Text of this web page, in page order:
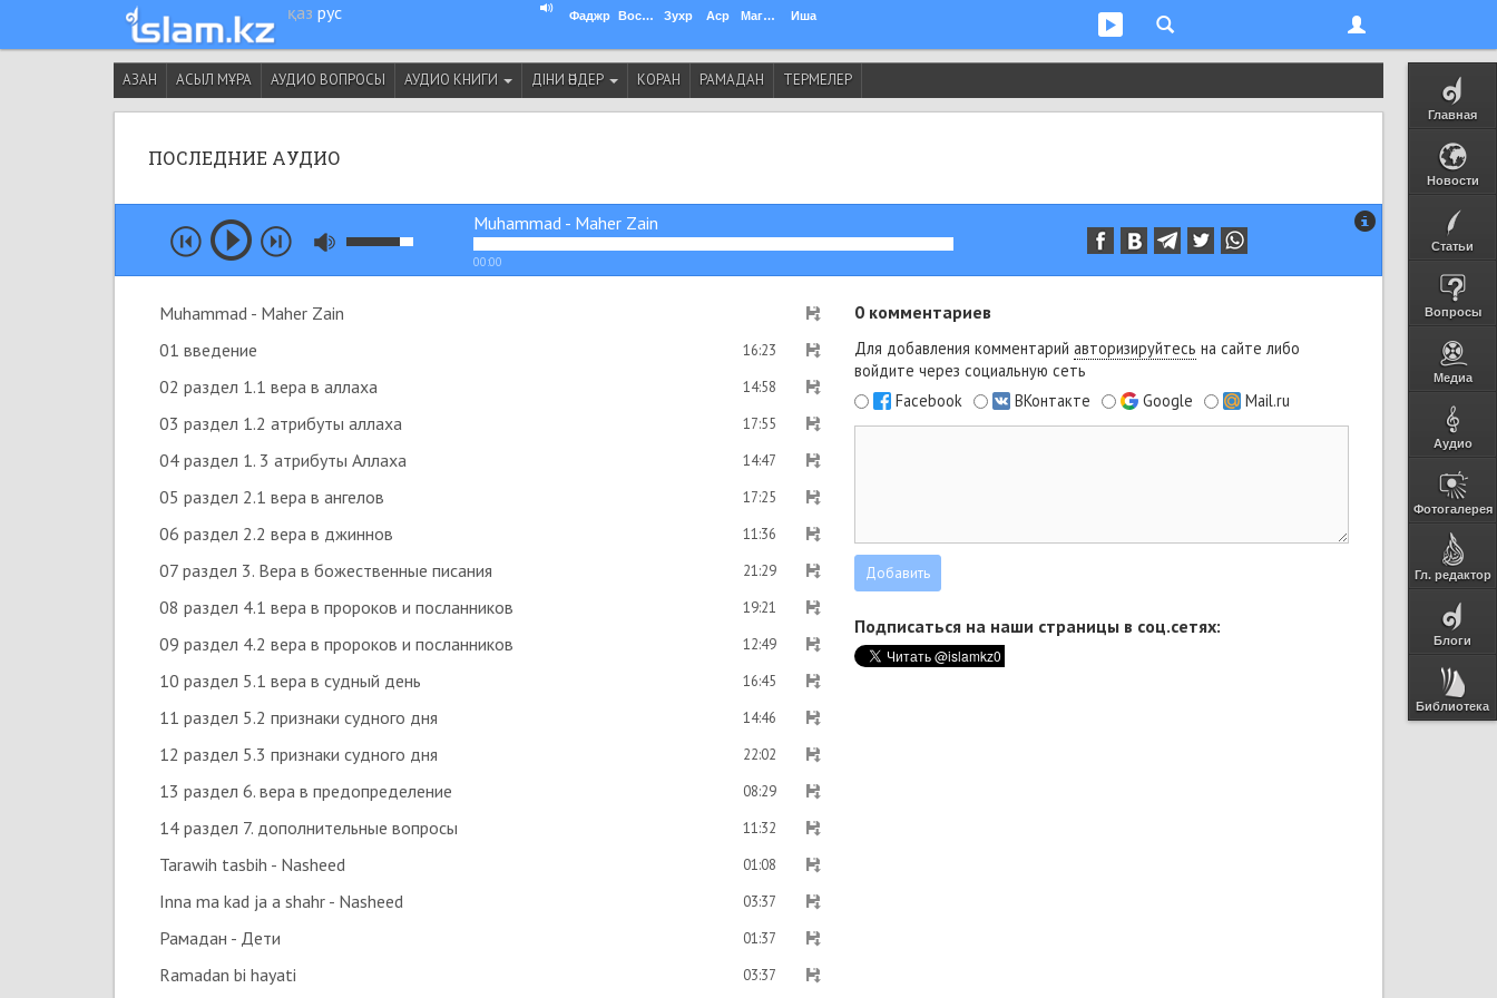
қаз рус Фаджр Восход Зухр Аср Магриб Иша
Главная
Новости
Статьи
Вопросы
Медиа
Аудио
Фотогалерея
Гл. редактор
Блоги
Библиотека
АЗАН АСЫЛ МҰРА АУДИО ВОПРОСЫ АУДИО КНИГИ ДІНИ ӘНДЕР КОРАН РАМАДАН ТЕРМЕЛЕР
ПОСЛЕДНИЕ АУДИО
Muhammad - Maher Zain
00:00
Muhammad - Maher Zain
01 введение
16:23
02 раздел 1.1 вера в аллаха 14:58
03 раздел 1.2 атрибуты аллаха 17:55
04 раздел 1. 3 атрибуты Аллаха 14:47
05 раздел 2.1 вера в ангелов 17:25
06 раздел 2.2 вера в джиннов 11:36
07 раздел 3. Вера в божественные писания 21:29
08 раздел 4.1 вера в пророков и посланников 19:21
09 раздел 4.2 вера в пророков и посланников 12:49
10 раздел 5.1 вера в судный день 16:45
11 раздел 5.2 признаки судного дня 14:46
12 раздел 5.3 признаки судного дня 22:02
13 раздел 6. вера в предопределение 08:29
14 раздел 7. дополнительные вопросы 11:32
Tarawih tasbih - Nasheed 01:08
Inna ma kad ja a shahr - Nasheed 03:37
Рамадан - Дети 01:37
Ramadan bi hayati 03:37
0комментариев
Для добавления комментарий авторизируйтесь на сайте либо
войдите через социальную сеть
Facebook
ВКонтакте Google Mail.ru
Подписаться на наши страницы в соц.сетях: